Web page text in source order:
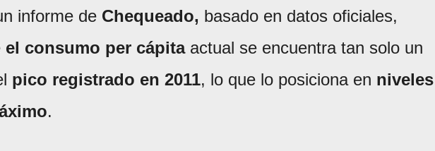
informe de Chequeado, basado en datos oficiales,
el consumo per cápitaactual se encuentra tan solo un
pico registrado en 2011, lo que lo posiciona en niveles
.